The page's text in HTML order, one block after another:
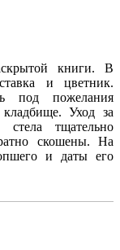
книги. В
и цветник.
под пожелания
Уход за
тщательно
скошены. На
и даты его